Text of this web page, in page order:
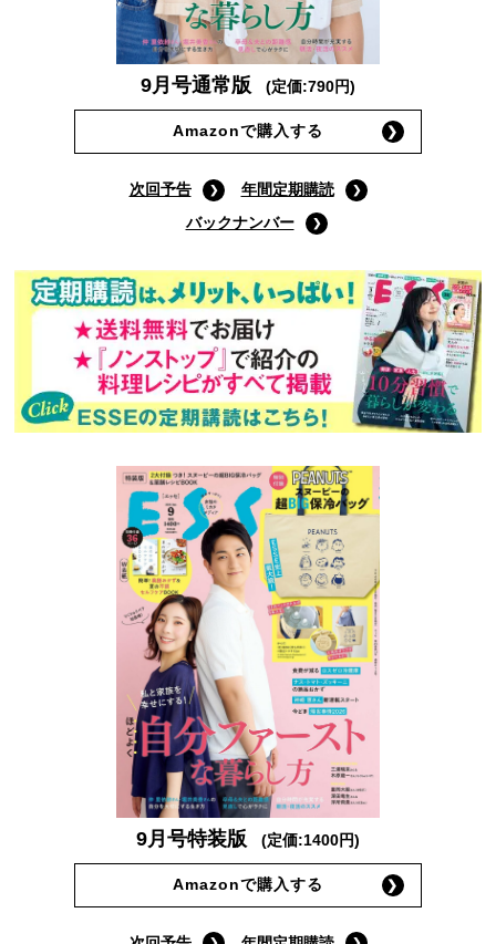
9月号通常版 (定価:790円)
Amazonで購入する
次回予告
年間定期購読
バックナンバー
9月号特装版 (定価:1400円)
Amazonで購入する